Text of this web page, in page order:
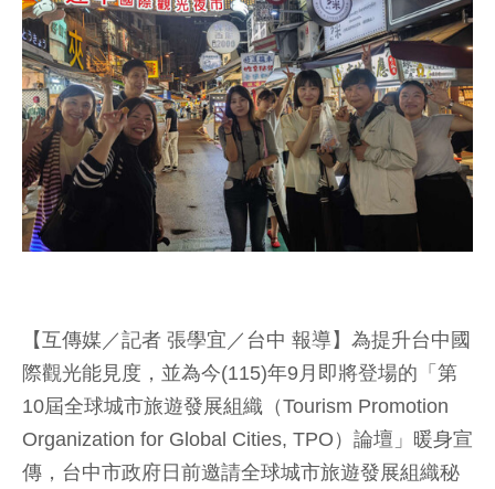
【互傳媒／記者 張學宜／台中 報導】為提升台中國
際觀光能見度，並為今(115)年9月即將登場的「第
10屆全球城市旅遊發展組織（Tourism Promotion
Organization for Global Cities, TPO）論壇」暖身宣
傳，台中市政府日前邀請全球城市旅遊發展組織秘